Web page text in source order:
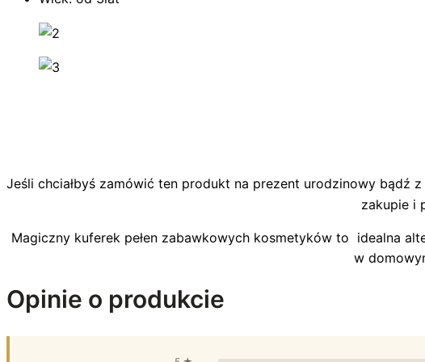
Jeśli chciałbyś zamówić ten produkt na prezent urodzinowy
zakupie i
Magiczny kuferek pełen zabawkowych kosmetyków to idealna
w
Opinie o produkcie